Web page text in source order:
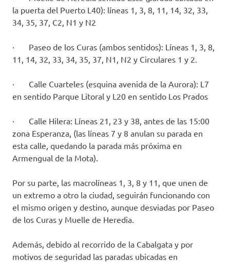
la puerta del Puerto L40): líneas 1, 3, 8, 11, 14, 32, 33,
34, 35, 37, C2, N1 y N2
· Paseo de los Curas (ambos sentidos): Líneas 1, 3, 8,
11, 14, 32, 33, 34, 35, 37, N1, N2 y Circulares 1 y 2.
· Calle Cuarteles (esquina avenida de la Aurora): L7
en sentido Parque Litoral y L20 en sentido Los Prados
· Calle Hilera: Líneas 21, 23 y 38, antes de las 15:00
zona Esperanza, (las líneas 7 y 8 anulan su parada en
esta calle, quedando la parada más próxima en
Armengual de la Mota).
Por su parte, las macrolíneas 1, 3, 8 y 11, que unen de
un extremo a otro la ciudad, seguirán funcionando con
el mismo origen y destino, aunque desviadas por Paseo
de los Curas y Muelle de Heredia.
Además, debido al recorrido de la Cabalgata y por
motivos de seguridad las paradas ubicadas en